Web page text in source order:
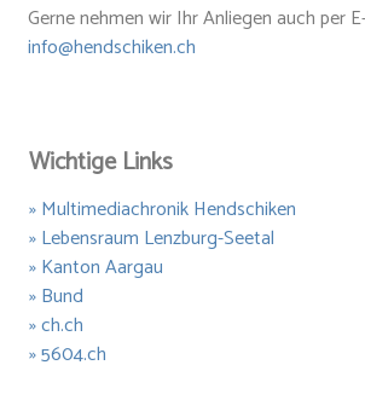
Gerne nehmen wir Ihr Anliegen auch per
info@hendschiken.ch
Wichtige Links
» Multimediachronik Hendschiken
» Lebensraum Lenzburg-Seetal
» Kanton Aargau
» Bund
» ch.ch
»5604.ch